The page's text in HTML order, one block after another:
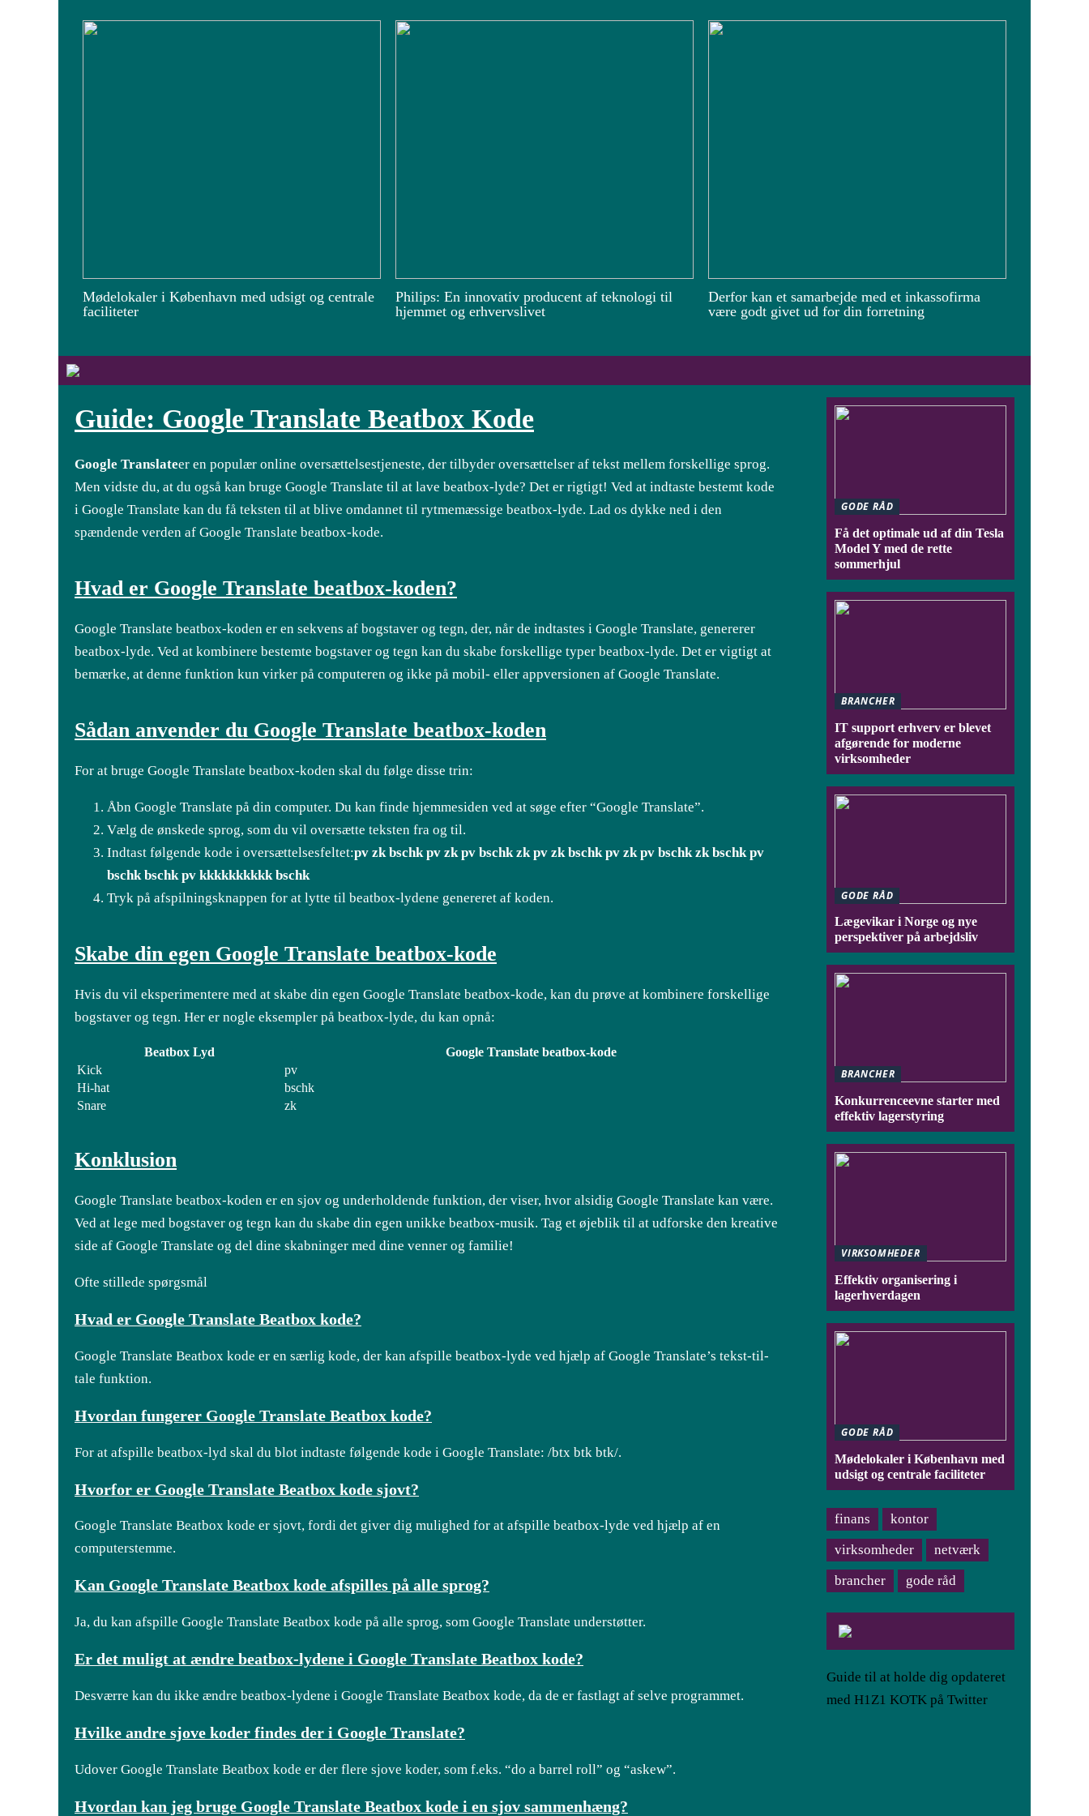
Mødelokaler i København med udsigt og centrale
faciliteter
Philips: En innovativ producent af teknologi til
hjemmet og erhvervslivet
Derfor kan et samarbejde med et inkassofirma
være godt givet ud for din forretning
Guide: Google Translate Beatbox Kode
Google Translateer en populær online oversættelsestjeneste, der tilbyder oversættelser af tekst mellem forskellige sprog.
Men vidste du, at du også kan bruge Google Translate til at lave beatbox-lyde? Det er rigtigt! Ved at indtaste bestemt kode
i Google Translate kan du få teksten til at blive omdannet til rytmemæssige beatbox-lyde. Lad os dykke ned i den
spændende verden af Google Translate beatbox-kode.
Hvad er Google Translate beatbox-koden?
Google Translate beatbox-koden er en sekvens af bogstaver og tegn, der, når de indtastes i Google Translate, genererer
beatbox-lyde. Ved at kombinere bestemte bogstaver og tegn kan du skabe forskellige typer beatbox-lyde. Det er vigtigt at
bemærke, at denne funktion kun virker på computeren og ikke på mobil- eller appversionen af Google Translate.
Sådan anvender du Google Translate beatbox-koden
For at bruge Google Translate beatbox-koden skal du følge disse trin:
Åbn Google Translate på din computer. Du kan finde hjemmesiden ved at søge efter “Google Translate”.
Vælg de ønskede sprog, som du vil oversætte teksten fra og til.
Indtast følgende kode i oversættelsesfeltet:pv zk bschk pv zk pv bschk zk pv zk bschk pv zk pv bschk zk bschk pv
bschk bschk pv kkkkkkkkkk bschk
Tryk på afspilningsknappen for at lytte til beatbox-lydene genereret af koden.
Skabe din egen Google Translate beatbox-kode
Hvis du vil eksperimentere med at skabe din egen Google Translate beatbox-kode, kan du prøve at kombinere forskellige
bogstaver og tegn. Her er nogle eksempler på beatbox-lyde, du kan opnå:
Beatbox Lyd
Google Translate beatbox-kode
Kick
pv
Hi-hat
bschk
Snare
zk
Konklusion
Google Translate beatbox-koden er en sjov og underholdende funktion, der viser, hvor alsidig Google Translate kan være.
Ved at lege med bogstaver og tegn kan du skabe din egen unikke beatbox-musik. Tag et øjeblik til at udforske den kreative
side af Google Translate og del dine skabninger med dine venner og familie!
Ofte stillede spørgsmål
Hvad er Google Translate Beatbox kode?
Google Translate Beatbox kode er en særlig kode, der kan afspille beatbox-lyde ved hjælp af Google Translate’s tekst-til-
tale funktion.
Hvordan fungerer Google Translate Beatbox kode?
For at afspille beatbox-lyd skal du blot indtaste følgende kode i Google Translate: /btx btk btk/.
Hvorfor er Google Translate Beatbox kode sjovt?
Google Translate Beatbox kode er sjovt, fordi det giver dig mulighed for at afspille beatbox-lyde ved hjælp af en
computerstemme.
Kan Google Translate Beatbox kode afspilles på alle sprog?
Ja, du kan afspille Google Translate Beatbox kode på alle sprog, som Google Translate understøtter.
Er det muligt at ændre beatbox-lydene i Google Translate Beatbox kode?
Desværre kan du ikke ændre beatbox-lydene i Google Translate Beatbox kode, da de er fastlagt af selve programmet.
Hvilke andre sjove koder findes der i Google Translate?
Udover Google Translate Beatbox kode er der flere sjove koder, som f.eks. “do a barrel roll” og “askew”.
Hvordan kan jeg bruge Google Translate Beatbox kode i en sjov sammenhæng?
GODE RÅD
Få det optimale ud af din Tesla
Model Y med de rette
sommerhjul
BRANCHER
IT support erhverv er blevet
afgørende for moderne
virksomheder
GODE RÅD
Lægevikar i Norge og nye
perspektiver på arbejdsliv
BRANCHER
Konkurrenceevne starter med
effektiv lagerstyring
VIRKSOMHEDER
Effektiv organisering i
lagerhverdagen
GODE RÅD
Mødelokaler i København med
udsigt og centrale faciliteter
finans
kontor
virksomheder
netværk
brancher
gode råd
Guide til at holde dig opdateret
med H1Z1 KOTK på Twitter